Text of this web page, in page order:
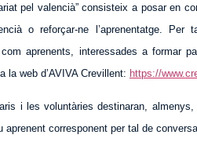
pel valencià” consisteix a posar en
o reforçar-ne l’aprenentatge.
aprenents, interessades a formar
la web d’AVIVA Crevillent: https://
i les voluntàries destinaran,
aprenent corresponent per tal de